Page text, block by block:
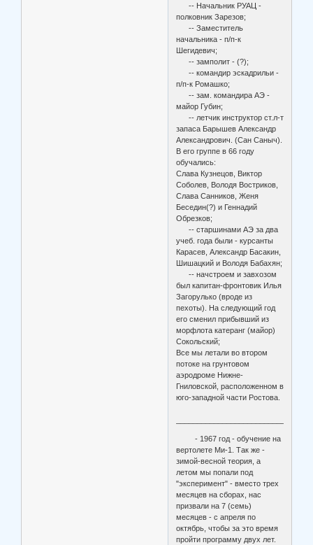
-- Начальник РУАЦ -
полковник Зарезов;
-- Заместитель
начальника - п/п-к
Шегидевич;
-- замполит - (?);
-- командир эскадрильи -
п/п-к Ромашко;
-- зам. командира АЭ -
майор Губин;
-- летчик инструктор ст.л-т
запаса Барышев Александр
Александрович. (Сан Саныч).
В его группе в 66 году
обучались:
Слава Кузнецов, Виктор
Соболев, Володя Востриков,
Слава Санников, Женя
Беседин(?) и Геннадий
Обрезков;
-- старшинами АЭ за два
учеб. года были - курсанты
Карасев, Александр Басакин,
Шишацкий и Володя Бабахян;
-- начстроем и завхозом
был капитан-фронтовик Илья
Загорулько (вроде из
пехоты). На следующий год
его сменил прибывший из
морфлота катеранг (майор)
Сокольский;
Все мы летали во втором
потоке на грунтовом
аэродроме Нижне-
Гниловской, расположенном в
юго-западной части Ростова.
- 1967 год - обучение на
вертолете Ми-1. Так же -
зимой-весной теория, а
летом мы попали под
"эксперимент" - вместо трех
месяцев на сборах, нас
призвали на 7 (семь)
месяцев - с апреля по
октябрь, чтобы за это время
пройти программу двух лет.